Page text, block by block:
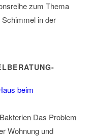
zum Thema
in der
beim
Das Problem
Wohnung und